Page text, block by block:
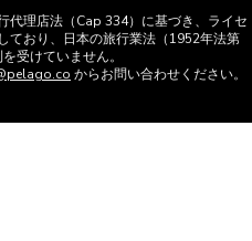
代理店法（Cap 334）に基づき、ライセ
ており、日本の旅行業法（1952年法第
受けていません。
からお問い合わせください。